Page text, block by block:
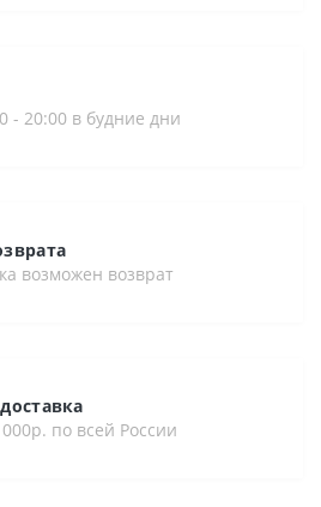
- 20:00 в будние дни
возможен возврат
по всей России